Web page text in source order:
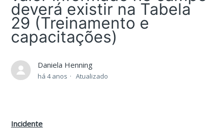
deverá existir na Tabela
29 (Treinamento e
capacitações)
Daniela Henning
há 4 anos Atualizado
Incidente